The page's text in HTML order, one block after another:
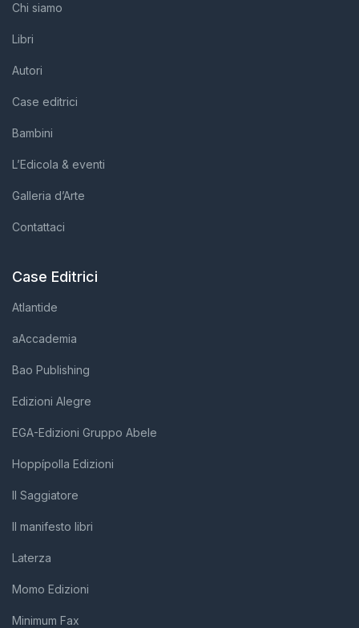
Chi siamo
Libri
Autori
Case editrici
Bambini
L’Edicola & eventi
Galleria d’Arte
Contattaci
Case Editrici
Atlantide
aAccademia
Bao Publishing
Edizioni Alegre
EGA-Edizioni Gruppo Abele
Hoppípolla Edizioni
Il Saggiatore
Il manifesto libri
Laterza
Momo Edizioni
Minimum Fax